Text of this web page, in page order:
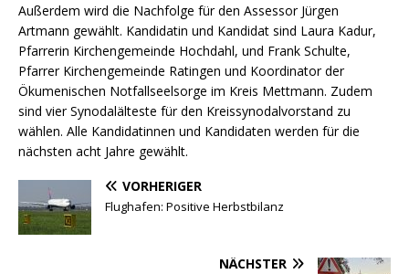
Außerdem wird die Nachfolge für den Assessor Jürgen
Artmann gewählt. Kandidatin und Kandidat sind Laura Kadur,
Pfarrerin Kirchengemeinde Hochdahl, und Frank Schulte,
Pfarrer Kirchengemeinde Ratingen und Koordinator der
Ökumenischen Notfallseelsorge im Kreis Mettmann. Zudem
sind vier Synodalälteste für den Kreissynodalvorstand zu
wählen. Alle Kandidatinnen und Kandidaten werden für die
nächsten acht Jahre gewählt.
VORHERIGER
Flughafen: Positive Herbstbilanz
NÄCHSTER